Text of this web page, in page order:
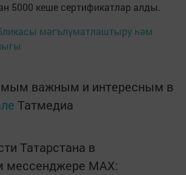
5000 кеше сертификатлар алды.
мәгълүматлаштыру һәм
важным и интересным в
Татмедиа
Татарстана в
мессенджере MАХ: